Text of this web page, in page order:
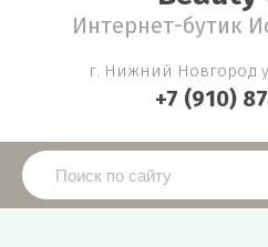
Интернет-бутик
г. Нижний Новгород
+7 (910)